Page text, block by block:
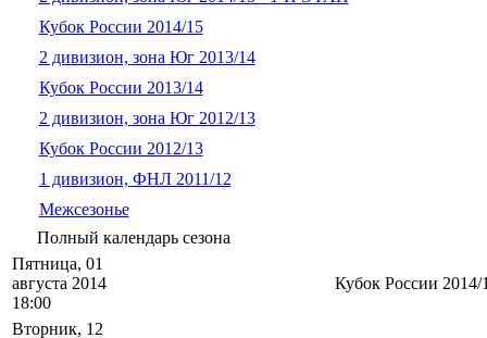
Кубок России 2014/15
2 дивизион, зона Юг 2013/14
Кубок России 2013/14
2 дивизион, зона Юг 2012/13
Кубок России 2012/13
1 дивизион, ФНЛ 2011/12
Межсезонье
Полный календарь сезона
Пятница, 01
августа 2014
18:00
Кубок России 2014/
Вторник, 12